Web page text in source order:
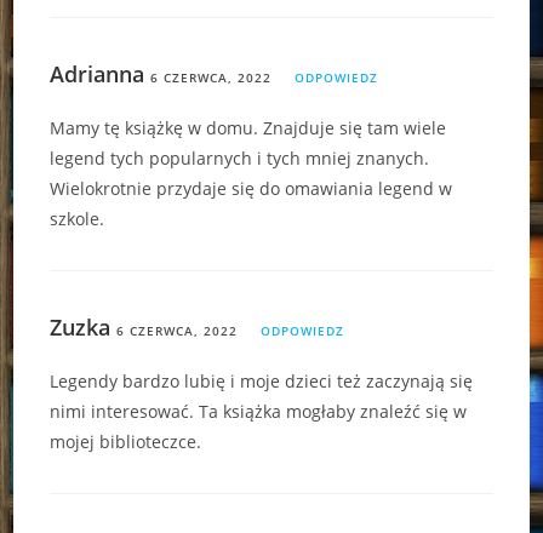
Adrianna 6 CZERWCA, 2022 ODPOWIEDZ
Mamy tę książkę w domu. Znajduje się tam wiele
legend tych popularnych i tych mniej znanych.
Wielokrotnie przydaje się do omawiania legend w
szkole.
Zuzka 6 CZERWCA, 2022 ODPOWIEDZ
Legendy bardzo lubię i moje dzieci też zaczynają się
nimi interesować. Ta książka mogłaby znaleźć się w
mojej biblioteczce.